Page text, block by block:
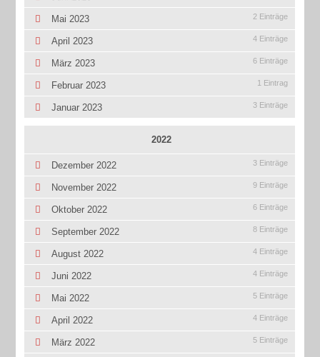
Mai 2023 2 Einträge
April 2023 4 Einträge
März 2023 6 Einträge
Februar 2023 1 Eintrag
Januar 2023 3 Einträge
2022
Dezember 2022 3 Einträge
November 2022 9 Einträge
Oktober 2022 6 Einträge
September 2022 8 Einträge
August 2022 4 Einträge
Juni 2022 4 Einträge
Mai 2022 5 Einträge
April 2022 4 Einträge
März 2022 5 Einträge